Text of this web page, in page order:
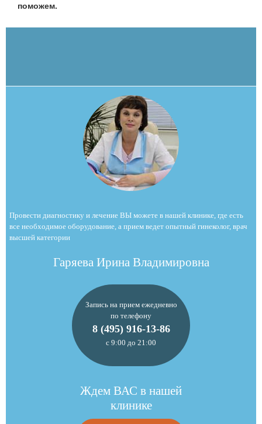
поможем.
Провести диагностику и лечение ВЫ можете в нашей клинике, где есть
все необходимое оборудование, а прием ведет опытный гинеколог, врач
высшей категории
Гаряева Ирина Владимировна
Запись на прием ежедневно
по телефону
8 (495) 916-13-86
с 9:00 до 21:00
Ждем ВАС в нашей
клинике